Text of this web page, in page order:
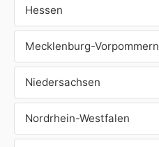
Hessen
Mecklenburg-Vorpommern
Niedersachsen
Nordrhein-Westfalen